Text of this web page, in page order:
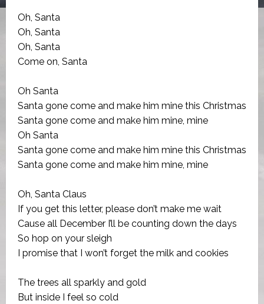
Oh, Santa
Oh, Santa
Oh, Santa
Come on, Santa
Oh Santa
Santa gone come and make him mine this Christmas
Santa gone come and make him mine, mine
Oh Santa
Santa gone come and make him mine this Christmas
Santa gone come and make him mine, mine
Oh, Santa Claus
If you get this letter, please don’t make me wait
Cause all December I’ll be counting down the days
So hop on your sleigh
I promise that I won’t forget the milk and cookies
The trees all sparkly and gold
But inside I feel so cold